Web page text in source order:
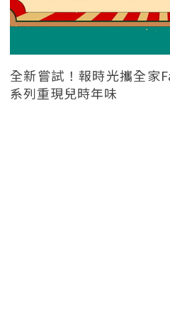
全新嘗試！報時光攜全家
系列重現兒時年味